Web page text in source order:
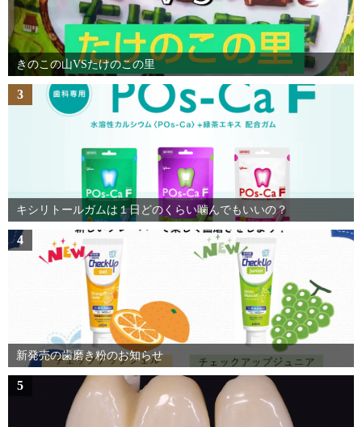
きのこの山VSたけのこの里
3
キシリトールガムは１日どのくらい噛んでもいいの？
4
新発売の歯磨き粉のお知らせ
5